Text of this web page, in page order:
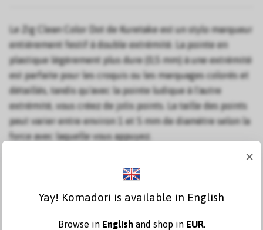
Le Zig Clean Color Dot de Kuretake est un stylo marqueur
entièrement festif à double extrémité. La pointe en
plastique légèrement plus dure (0,5 mm) à une extrémité
est parfaite pour les croquis ou les marquages ​​colorés et
détaillés, tandis qu'avec la pointe ludique à l'autre
extrémité, vous créez de jolis points. La taille des points
peut varier entre environ 1 et 5 mm de diamètre selon la
force avec laquelle vous appuyez.
packs de 6.
×
Yay! Komadori is available in English
Browse in English and shop in EUR.